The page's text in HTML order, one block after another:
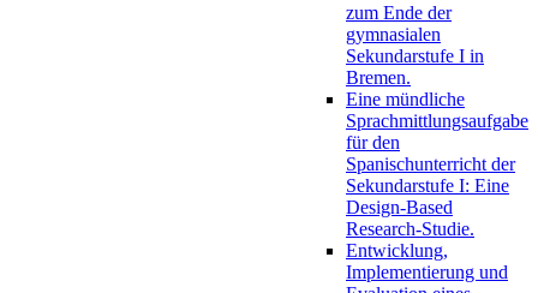
zum Ende der
gymnasialen
Sekundarstufe I in
Bremen.
Eine mündliche
Sprachmittlungsaufgabe
für den
Spanischunterricht der
Sekundarstufe I: Eine
Design-Based
Research-Studie.
Entwicklung,
Implementierung und